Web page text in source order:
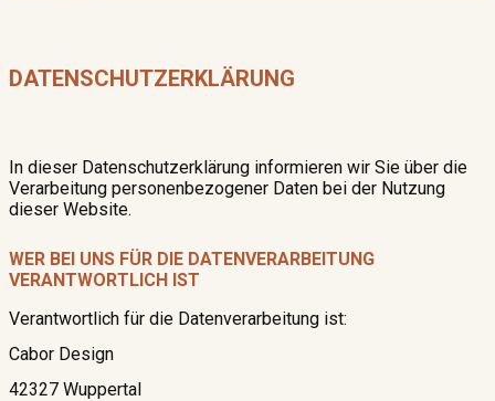
DATENSCHUTZERKLÄRUNG
In dieser Datenschutzerklärung informieren wir Sie über die
Verarbeitung personenbezogener Daten bei der Nutzung
dieser Website.
WER BEI UNS FÜR DIE DATENVERARBEITUNG
VERANTWORTLICH IST
Verantwortlich für die Datenverarbeitung ist:
Cabor Design
42327 Wuppertal